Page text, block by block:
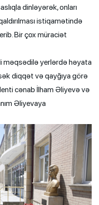
dinləyərək, onları
istiqamətində
Bir çox müraciət
məqsədilə yerlərdə həyata
diqqət və qayğıya görə
cənab İlham Əliyevə və
Əliyevaya